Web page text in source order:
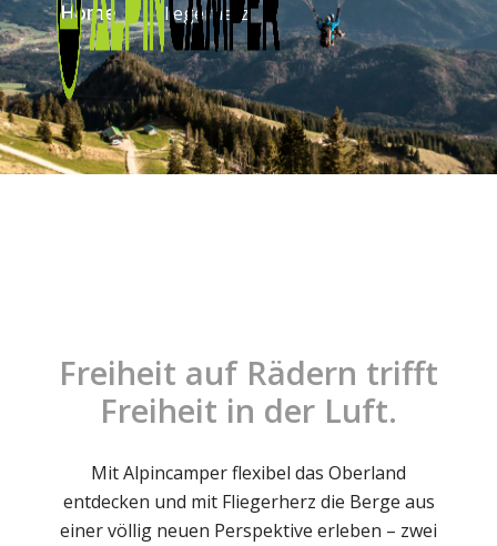
Home Fliegerherz
Freiheit auf Rädern trifft
Freiheit in der Luft.
Mit Alpincamper flexibel das Oberland
entdecken und mit Fliegerherz die Berge aus
einer völlig neuen Perspektive erleben – zwei